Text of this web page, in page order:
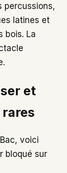
percussions,
latines et
bois. La
et
voici
bloqué sur